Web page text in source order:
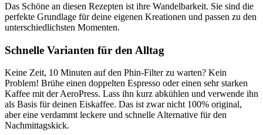
Das Schöne an diesen Rezepten ist ihre Wandelbarkeit. Sie sind die
perfekte Grundlage für deine eigenen Kreationen und passen zu den
unterschiedlichsten Momenten.
Schnelle Varianten für den Alltag
Keine Zeit, 10 Minuten auf den Phin-Filter zu warten? Kein
Problem! Brühe einen doppelten Espresso oder einen sehr starken
Kaffee mit der AeroPress. Lass ihn kurz abkühlen und verwende ihn
als Basis für deinen Eiskaffee. Das ist zwar nicht 100% original,
aber eine verdammt leckere und schnelle Alternative für den
Nachmittagskick.